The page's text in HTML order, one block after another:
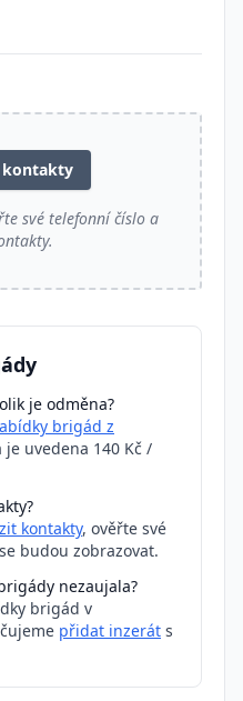
kontakty
své telefonní číslo a
je odměna?
brigád z
je uvedena 140 Kč /
kontakty, ověřte své
budou zobrazovat.
nezaujala?
brigád v
přidat inzerát s